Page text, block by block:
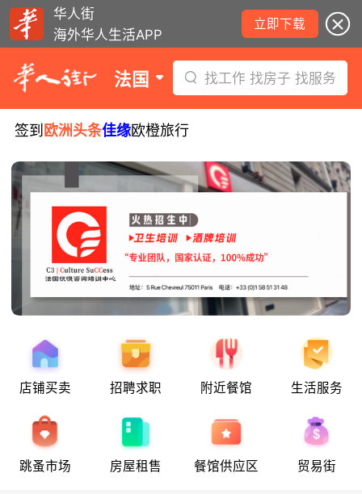
华人街
海外华人生活APP
立即下载
法国 找工作 找房子 找服务
签到 欧洲头条佳缘欧橙旅行
店铺买卖 招聘求职 附近餐馆 生活服务
跳蚤市场 房屋租售 餐馆供应区 贸易街
8月6日要闻：法国医学实习名额大增！
炉！
巴黎地铁音乐家海选启动！